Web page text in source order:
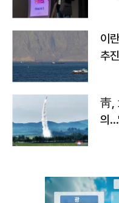
이
추
靑,
의